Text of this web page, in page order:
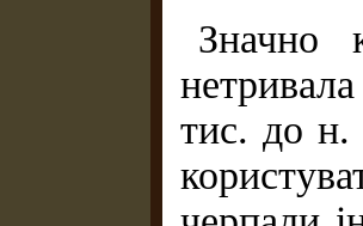
Значно
тис. до н.